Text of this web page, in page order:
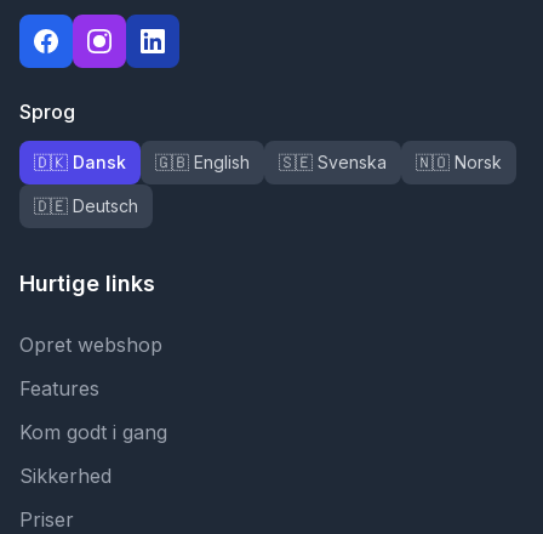
Sprog
🇩🇰 Dansk 🇬🇧 English 🇸🇪 Svenska 🇳🇴 Norsk
🇩🇪 Deutsch
Hurtige links
Opret webshop
Features
Kom godt i gang
Sikkerhed
Priser